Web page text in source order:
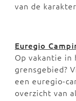
van de
Euregio
Op vakantie in
grensgebied?
een euregio-
overzicht van